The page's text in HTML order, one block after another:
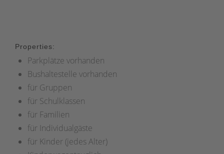
Properties:
Parkplätze vorhanden
Bushaltestelle vorhanden
für Gruppen
für Schulklassen
für Familien
für Individualgäste
für Kinder (jedes Alter)